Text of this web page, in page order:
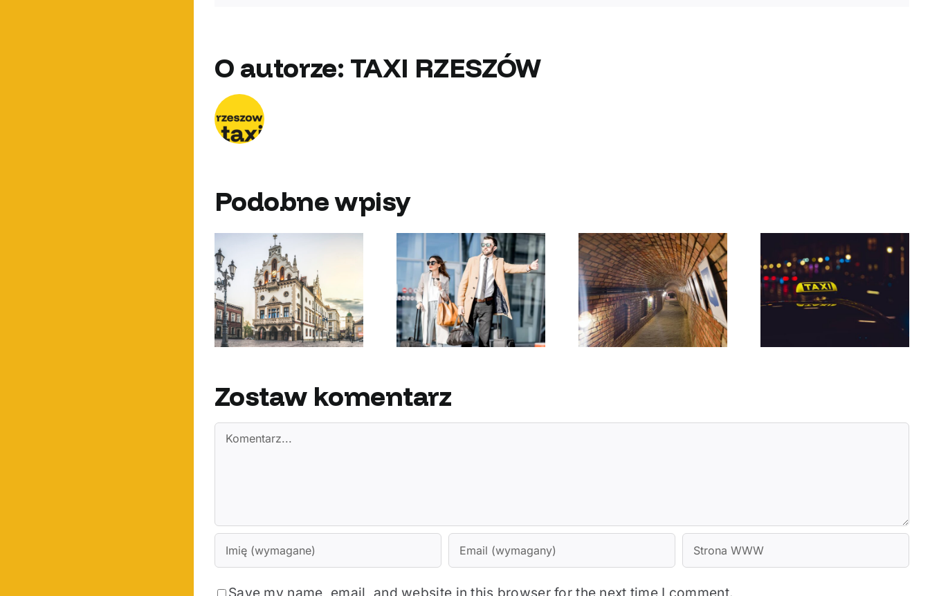
O autorze: TAXI RZESZÓW
Podobne wpisy
Dlaczego warto
korzystać z usług TAXI
Rzeszów
Co warto zwiedzić w
Rzeszowie?
Jak rozpoznać legalną
taksówkę w
Rzeszowie?
Maksymalne ceny
taksówek w Rzeszowie
– co warto wiedzieć?
Zostaw komentarz
Comment
Save my name, email, and website in this browser for the next time I comment.